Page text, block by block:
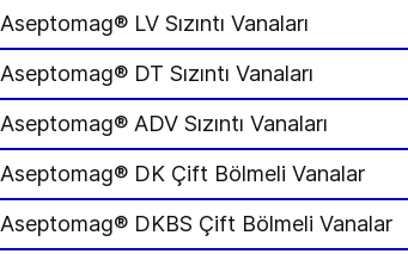
Aseptomag® LV Sızıntı Vanaları
Aseptomag® DT Sızıntı Vanaları
Aseptomag® ADV Sızıntı Vanaları
Aseptomag® DK Çift Bölmeli Vanalar
Aseptomag® DKBS Çift Bölmeli Vanalar